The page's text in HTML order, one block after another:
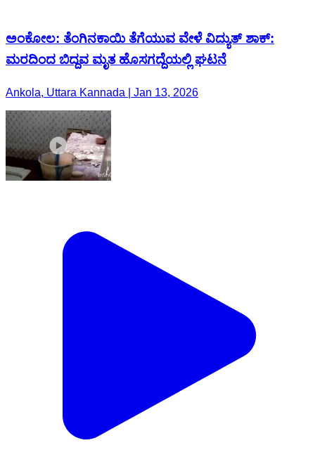
ಅಂಕೋಲ: ತೆಂಗಿನಕಾಯಿ ತೆಗೆಯುವ ವೇಳೆ ವಿದ್ಯುತ್ ಶಾಕ್:
ಮರದಿಂದ ಬಿದ್ದವ ಮೃತ ಹೊಸಗದ್ದೆಯಲ್ಲಿ ಘಟನೆ
Ankola, Uttara Kannada | Jan 13, 2026